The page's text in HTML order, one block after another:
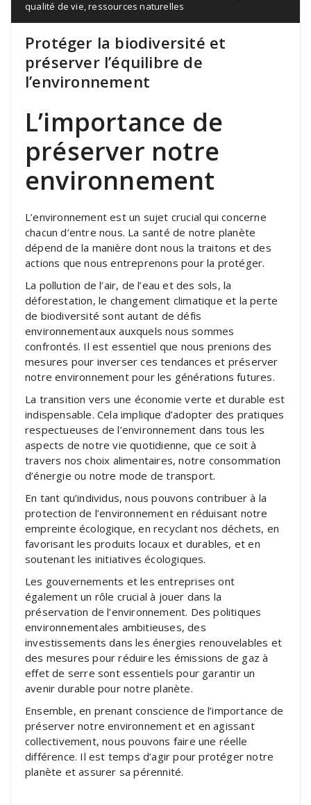
qualité de vie ,ressources naturelles
Protéger la biodiversité et
préserver l’équilibre de
l’environnement
L’importance de
préserver notre
environnement
L’environnement est un sujet crucial qui concerne
chacun d’entre nous. La santé de notre planète
dépend de la manière dont nous la traitons et des
actions que nous entreprenons pour la protéger.
La pollution de l’air, de l’eau et des sols, la
déforestation, le changement climatique et la perte
de biodiversité sont autant de défis
environnementaux auxquels nous sommes
confrontés. Il est essentiel que nous prenions des
mesures pour inverser ces tendances et préserver
notre environnement pour les générations futures.
La transition vers une économie verte et durable est
indispensable. Cela implique d’adopter des pratiques
respectueuses de l’environnement dans tous les
aspects de notre vie quotidienne, que ce soit à
travers nos choix alimentaires, notre consommation
d’énergie ou notre mode de transport.
En tant qu’individus, nous pouvons contribuer à la
protection de l’environnement en réduisant notre
empreinte écologique, en recyclant nos déchets, en
favorisant les produits locaux et durables, et en
soutenant les initiatives écologiques.
Les gouvernements et les entreprises ont
également un rôle crucial à jouer dans la
préservation de l’environnement. Des politiques
environnementales ambitieuses, des
investissements dans les énergies renouvelables et
des mesures pour réduire les émissions de gaz à
effet de serre sont essentiels pour garantir un
avenir durable pour notre planète.
Ensemble, en prenant conscience de l’importance de
préserver notre environnement et en agissant
collectivement, nous pouvons faire une réelle
différence. Il est temps d’agir pour protéger notre
planète et assurer sa pérennité.